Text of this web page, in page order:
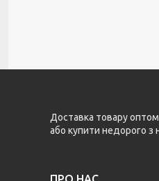
Доставка товару
або купити недорого з